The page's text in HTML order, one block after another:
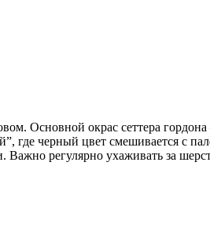
Основной окрас сеттера
где черный цвет смешивается с
регулярно ухаживать за